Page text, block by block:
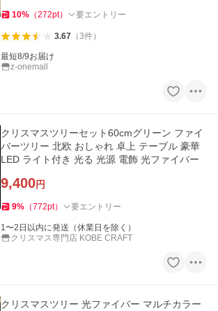
10% （272pt） 要エントリー
3.67（3件）
最短8/9お届け
z-onemall
クリスマスツリーセット60cmグリーン ファイ
バーツリー 北欧 おしゃれ 卓上 テーブル 豪華
LED ライト付き 光る 光源 電飾 光ファイバー
9,400円
9% （772pt） 要エントリー
1〜2日以内に発送（休業日を除く）
クリスマス専門店 KOBE CRAFT
クリスマスツリー 光ファイバー マルチカラー